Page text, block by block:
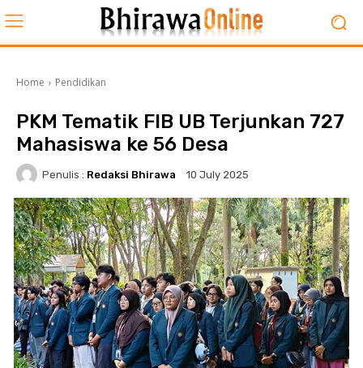
Home Pendidikan
PKM Tematik FIB UB Terjunkan 727
Mahasiswa ke 56 Desa
Penulis : Redaksi Bhirawa 10 July 2025